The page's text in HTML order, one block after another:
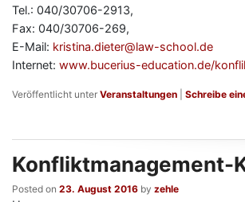
Tel.: 040/30706-2913,
Fax: 040/30706-269,
E-Mail: kristina.dieter@law-school.de
Internet: www.bucerius-education.de/
Veröffentlicht unter Veranstaltungen Schreibe
Konfliktmanagement-
Posted on 23. August 2016 by zehle